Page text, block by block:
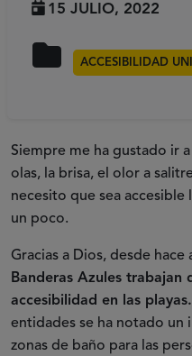
15 JULIO, 2022
ACCESIBILIDAD
Siempre me ha gustado ir
olas, la brisa, el olor a
necesito que sea
un poco.
Gracias a Dios, desde hace
Banderas Azules trabajan
accesibilidad en las playas.
entidades se ha notado un
zonas de baño para las